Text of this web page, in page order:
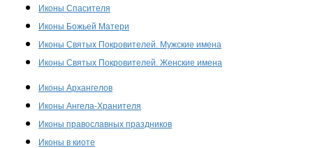
Иконы Спасителя
Иконы Божьей Матери
Иконы Святых Покровителей. Мужские имена
Иконы Святых Покровителей. Женские имена
Иконы Архангелов
Иконы Ангела-Хранителя
Иконы православных праздников
Иконы в киоте